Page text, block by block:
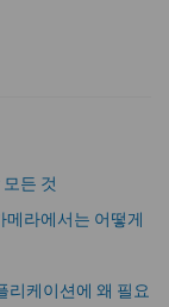
든 것
메라에서는 어떻게
리케이션에 왜 필요